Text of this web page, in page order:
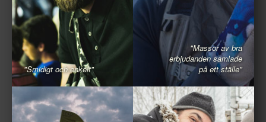
"Smidigt och enkelt"
"Massor av bra
erbjudanden samlade
på ett ställe"